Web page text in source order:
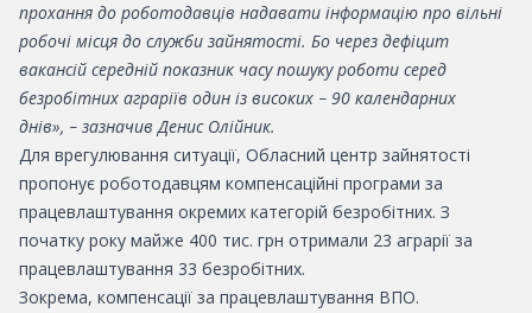
прохання до роботодавців надавати інформацію про вільні
робочі місця до служби зайнятості. Бо через дефіцит
вакансій середній показник часу пошуку роботи серед
безробітних аграріїв один із високих – 90 календарних
днів», – зазначив Денис Олійник.
Для врегулювання ситуації, Обласний центр зайнятості
пропонує роботодавцям компенсаційні програми за
працевлаштування окремих категорій безробітних. З
початку року майже 400 тис. грн отримали 23 аграрії за
працевлаштування 33 безробітних.
Зокрема, компенсації за працевлаштування ВПО.